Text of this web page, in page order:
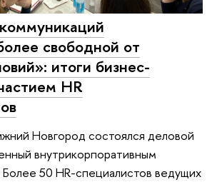
свободной от
итоги бизнес-
HR
Новгород состоялся деловой
внутрикорпоративным
50 HR-специалистов ведущих